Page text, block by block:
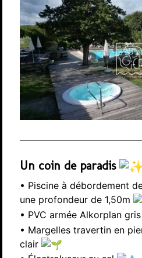
Un coin de paradis
• Piscine à débordement
une profondeur de 1,50m
• PVC armée Alkorplan
• Margelles travertin en
clair